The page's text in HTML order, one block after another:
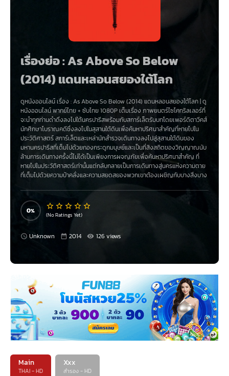
เรื่องย่อ : As Above So Below
(2014) แดนหลอนสยองใต้โลก
ดูหนังออนไลน์ เรื่อง :As Above So Below (2014) แดนหลอนสยองใต้โลก|ดู
หนังออนไลน์พากย์ไทย+ ซับไทย1080Pเต็มเรื่อง ภาพยนตร์ไซโคทริลเลอร์ที่
จะนำทุกท่านดำดิ่งลงไปใต้นครปารีสพร้อมกับสการ์เล็ตรับบทโดยเพอร์ดิตาวีคส์
นักศึกษาโบราณคดีซึ่งลงไปในสุสานใต้ดินเพื่อค้นหาปริศนาสำคัญที่หายไปใน
ประวัติศาสตร์ สการ์เล็ตและเหล่านักสำรวจเดินทางลงไปสู่สุสานใต้ดินของ
มหานครปารีสที่เต็มไปด้วยกองกระดูกมนุษย์และเป็นที่สิงสถิตของวิญญาณนับ
ล้านการเดินทางครั้งนี้ไม่ได้เป็นเพียงการผจญภัยเพื่อค้นหาปริศนาสำคัญ ที่
หายไปในประวัติศาสตร์เท่านั้นแต่กลับกลายเป็นการเดินทางสู่นครแห่งความตาย
ที่เต็มไปด้วยความบ้าคลั่งและความสยดสยองพวกเขาต้องเผชิญกับบางสิ่งบาง
อย่างที่ตามหลอกหลอนและจ้องจะพรากชีวิตของพวกเขา
0 (No Ratings Yet)
Unknown 2014 126 views
Main
THAI - HD
Xxx
สำรอง - HD